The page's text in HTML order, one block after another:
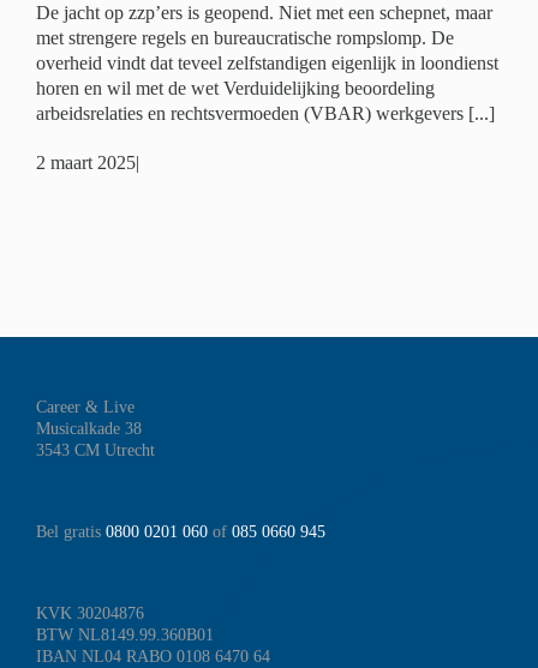
De jacht op zzp’ers is geopend. Niet met een schepnet, maar
met strengere regels en bureaucratische rompslomp. De
overheid vindt dat teveel zelfstandigen eigenlijk in loondienst
horen en wil met de wet Verduidelijking beoordeling
arbeidsrelaties en rechtsvermoeden (VBAR) werkgevers [...]
2 maart 2025|
Career & Live
Musicalkade 38
3543 CM Utrecht
Bel gratis 0800 0201 060 of 085 0660 945
KVK 30204876
BTW NL8149.99.360B01
IBAN NL04 RABO 0108 6470 64